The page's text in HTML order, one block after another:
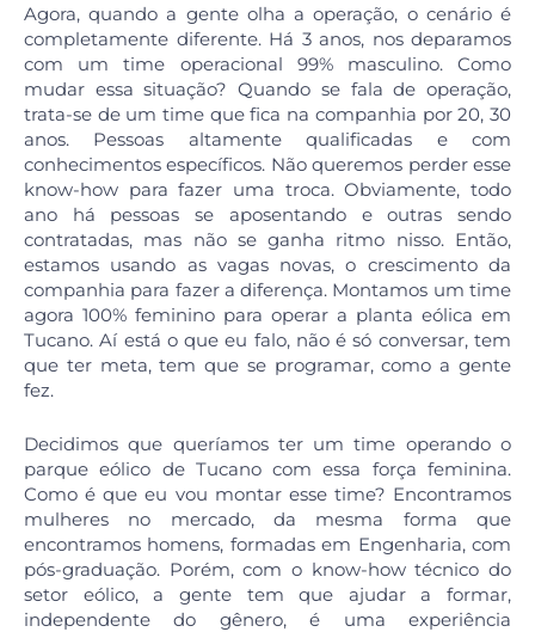
Agora, quando a gente olha a operação, o cenário é
completamente diferente. Há 3 anos, nos deparamos
com um time operacional 99% masculino. Como
mudar essa situação? Quando se fala de operação,
trata-se de um time que fica na companhia por 20, 30
anos. Pessoas altamente qualificadas e com
conhecimentos específicos. Não queremos perder esse
know-how para fazer uma troca. Obviamente, todo
ano há pessoas se aposentando e outras sendo
contratadas, mas não se ganha ritmo nisso. Então,
estamos usando as vagas novas, o crescimento da
companhia para fazer a diferença. Montamos um time
agora 100% feminino para operar a planta eólica em
Tucano. Aí está o que eu falo, não é só conversar, tem
que ter meta, tem que se programar, como a gente
fez.
Decidimos que queríamos ter um time operando o
parque eólico de Tucano com essa força feminina.
Como é que eu vou montar esse time? Encontramos
mulheres no mercado, da mesma forma que
encontramos homens, formadas em Engenharia, com
pós-graduação. Porém, com o know-how técnico do
setor eólico, a gente tem que ajudar a formar,
independente do gênero, é uma experiência